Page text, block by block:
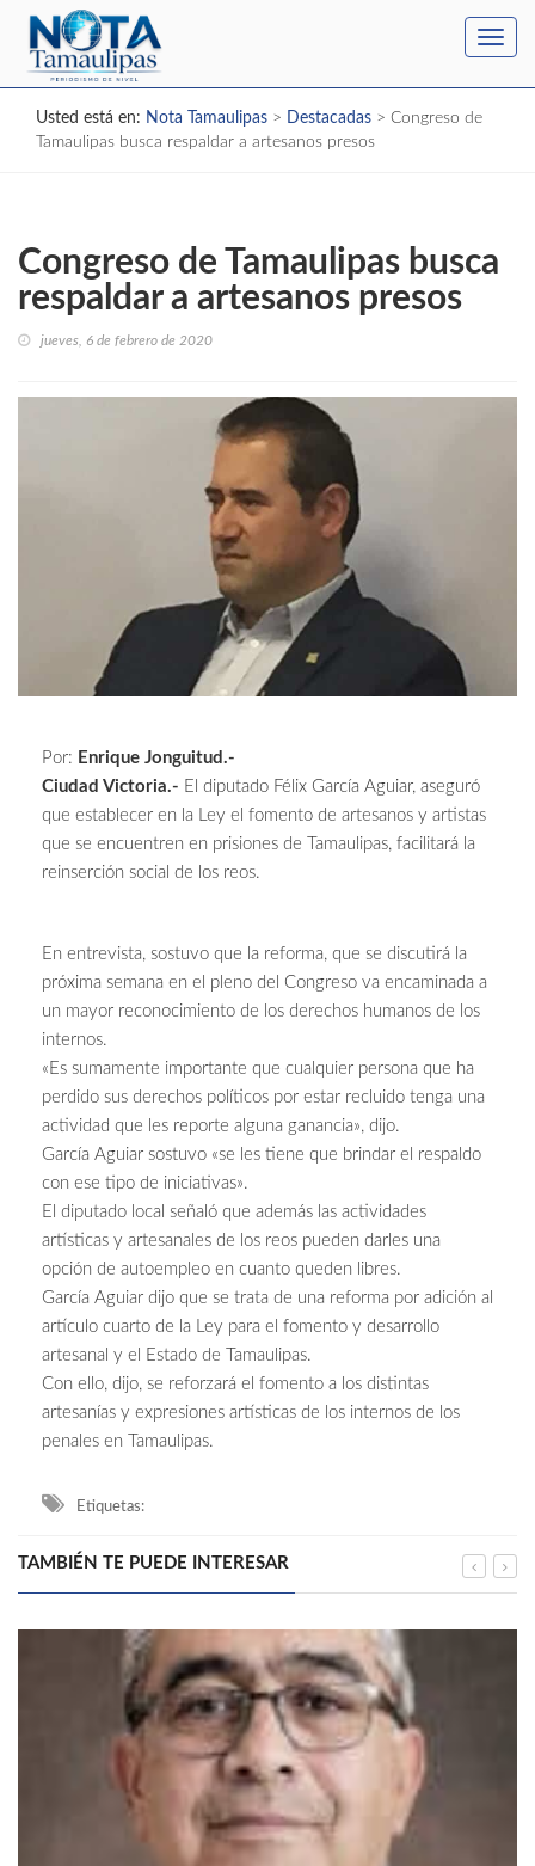
Usted está en: Nota Tamaulipas > Destacadas > Congreso de
Tamaulipas busca respaldar a artesanos presos
Congreso de Tamaulipas busca
respaldar a artesanos presos
jueves, 6 de febrero de 2020
Por: Enrique Jonguitud.-
Ciudad Victoria.- El diputado Félix García Aguiar, aseguró
que establecer en la Ley el fomento de artesanos y artistas
que se encuentren en prisiones de Tamaulipas, facilitará la
reinserción social de los reos.
En entrevista, sostuvo que la reforma, que se discutirá la
próxima semana en el pleno del Congreso va encaminada a
un mayor reconocimiento de los derechos humanos de los
internos.
«Es sumamente importante que cualquier persona que ha
perdido sus derechos políticos por estar recluido tenga una
actividad que les reporte alguna ganancia», dijo.
García Aguiar sostuvo «se les tiene que brindar el respaldo
con ese tipo de iniciativas».
El diputado local señaló que además las actividades
artísticas y artesanales de los reos pueden darles una
opción de autoempleo en cuanto queden libres.
García Aguiar dijo que se trata de una reforma por adición al
artículo cuarto de la Ley para el fomento y desarrollo
artesanal y el Estado de Tamaulipas.
Con ello, dijo, se reforzará el fomento a los distintas
artesanías y expresiones artísticas de los internos de los
penales en Tamaulipas.
Etiquetas:
TAMBIÉN TE PUEDE INTERESAR